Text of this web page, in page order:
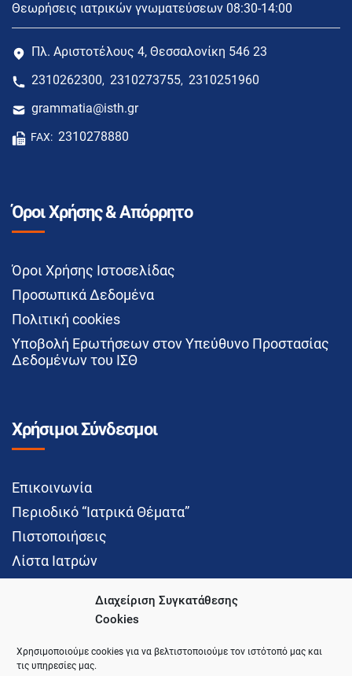
Διαχείριση Συγκατάθεσης
Cookies
Χρησιμοποιούμε cookies για να βελτιστοποιούμε τον ιστότοπό μας και
τις υπηρεσίες μας.
Θεωρήσεις ιατρικών γνωματεύσεων 08:30-14:00
Πλ. Αριστοτέλους 4, Θεσσαλονίκη 546 23
2310262300, 2310273755, 2310251960
grammatia@isth.gr
FAX: 2310278880
Όροι Χρήσης & Απόρρητο
Όροι Χρήσης Ιστοσελίδας
Προσωπικά Δεδομένα
Πολιτική cookies
Υποβολή Ερωτήσεων στον Υπεύθυνο Προστασίας
Δεδομένων του ΙΣΘ
Χρήσιμοι Σύνδεσμοι
Επικοινωνία
Περιοδικό “Ιατρικά Θέματα”
Πιστοποιήσεις
Λίστα Ιατρών
Social Media